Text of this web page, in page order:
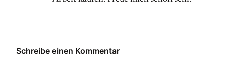
Schreibe einen Kommentar